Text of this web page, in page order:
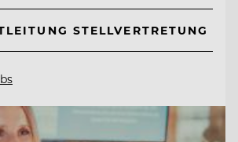
STELLVERTRETUNG